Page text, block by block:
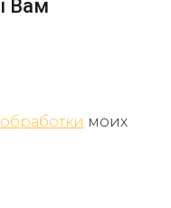
Вам
моих